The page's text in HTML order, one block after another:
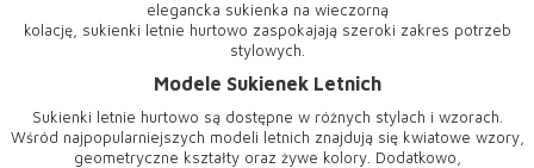
elegancka sukienka na wieczorną
kolację, sukienki letnie hurtowo zaspokajają szeroki zakres potrzeb
stylowych.
Modele Sukienek Letnich
Sukienki letnie hurtowo są dostępne w różnych stylach i wzorach.
Wśród najpopularniejszych modeli letnich znajdują się kwiatowe wzory,
geometryczne kształty oraz żywe kolory. Dodatkowo,